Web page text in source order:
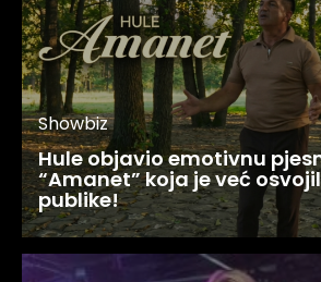
Showbiz
Hule objavio emotivnu
“Amanet” koja je već
publike!